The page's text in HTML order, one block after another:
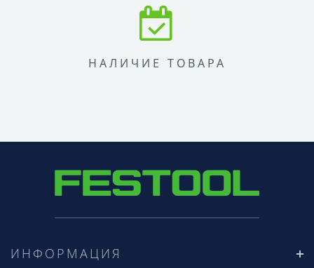
НАЛИЧИЕ ТОВАРА
ИНФОРМАЦИЯ